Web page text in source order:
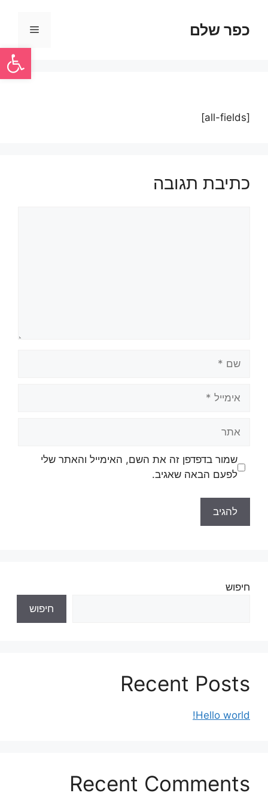
פתח
כפר שלם
[all-fields]
כתיבת תגובה
שמור בדפדפן זה את השם, האימייל והאתר שלי
לפעם הבאה שאגיב.
חיפוש
חיפוש
Recent Posts
Hello world!
Recent Comments